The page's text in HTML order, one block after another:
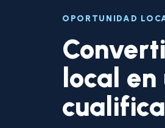
OPORTUNIDAD
local